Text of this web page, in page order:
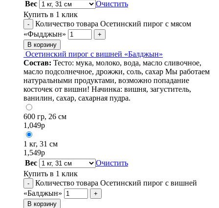
Вес
Очистить
Купить в 1 клик
-
Количество товара Осетинский пирог с мясом
«Фыдджын»
+
В корзину
Осетинский пирог с вишней «Балджын»
Состав: Тесто: мука, молоко, вода, масло сливочное,
масло подсолнечное, дрожжи, соль, сахар Мы работаем
натуральными продуктами, возможно попадание
косточек от вишни! Начинка: вишня, загуститель,
ванилин, сахар, сахарная пудра.
600 гр, 26 см
1,049р
1 кг, 31 см
1,549р
Вес
Очистить
Купить в 1 клик
-
Количество товара Осетинский пирог с вишней
«Балджын»
+
В корзину